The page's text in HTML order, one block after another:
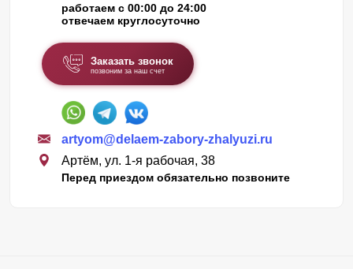
работаем с 00:00 до 24:00
отвечаем круглосуточно
Заказать звонок
позвоним за наш счет
artyom@delaem-zabory-zhalyuzi.ru
Артём, ул. 1-я рабочая, 38
Перед приездом обязательно позвоните